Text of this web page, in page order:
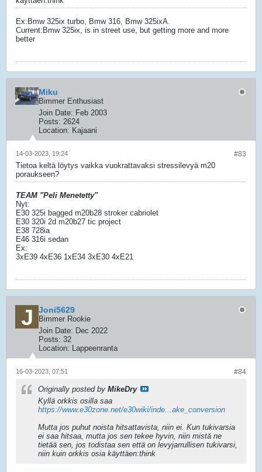
Ex:Bmw 325ix turbo, Bmw 316, Bmw 325ixA.
Current:Bmw 325ix, is in street use, but getting more and more
better
Miku
Bimmer Enthusiast
Join Date: Feb 2003
Posts: 2624
Location: Kajaani
#83
14-03-2023, 19:24
Tietoa keltä löytys vaikka vuokrattavaksi stressilevyä m20
poraukseen?
TEAM "Peli Menetetty"
Nyt:
E30 325i bagged m20b28 stroker cabriolet
E30 320i 2d m20b27 tic project
E38 728ia
E46 316i sedan
Ex:
3xE39 4xE36 1xE34 3xE30 4xE21
Joni5629
Bimmer Rookie
Join Date: Dec 2022
Posts: 32
Location: Lappeenranta
#84
16-03-2023, 07:51
Originally posted by MikeDry
Kyllä orkkis osilla saa
https://www.e30zone.net/e30wiki/inde...ake_conversion
Mutta jos puhut noista hitsattavista, niin ei. Kun tukivarsia
ei saa hitsaa, mutta jos sen tekee hyvin, niin mistä ne
tietää sen, jos todistaa sen että on levyjarrullisen tukivarsi,
niin kuin orkkis osia käyttäen:think